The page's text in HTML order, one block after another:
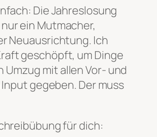
Die Jahreslosung
ein Mutmacher,
Neuausrichtung. Ich
geschöpft, um Dinge
mit allen Vor- und
gegeben. Der muss
für dich: